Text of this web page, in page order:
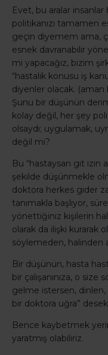
Evet, bu aralar insanlar
politikanızı tamamen
geçin diyemem ama,
esnek davranabilir
mi yapacağız, bizim
“hastalık konusu iş
diyenler olacak. (aman
Şunu bir düşünün
kolay değil, her şey
olsaydı; uygulamak,
değil mi?
Bu “hastaysan git izin
şekilde düşünmekle
doktora herkes gider
tanımakla başlıyor,
yönettiğiniz kişilerin
olarak da ilişki kurarak
söylemeden, halinden
Bir düşünün, hasta
bir çalışanınıza, o size
gelme istersen,
bir doktora uğra”
Bence kaybetmek
yaratmış olabiliriz.